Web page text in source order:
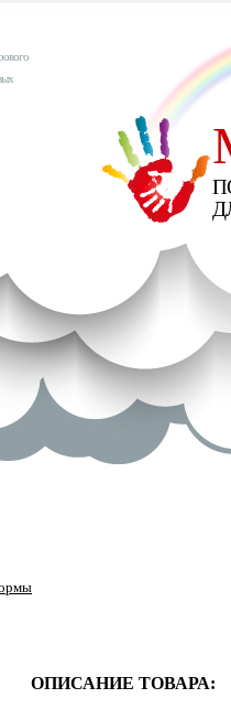
ОПИСАНИЕ ТОВАРА: